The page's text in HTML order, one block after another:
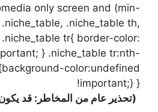
only screen and (min-
.niche_table th,
tr{ border-color:
} .niche_table tr:nth-
color:undefined
!important;} }
(تحذير عام من المخاطر: قد